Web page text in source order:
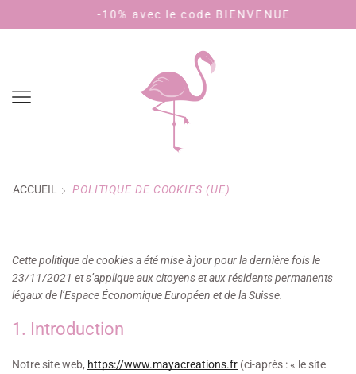
-10% avec le code BIENVENUE
ACCUEIL POLITIQUE DE COOKIES (UE)
Cette politique de cookies a été mise à jour pour la dernière fois le
23/11/2021 et s’applique aux citoyens et aux résidents permanents
légaux de l’Espace Économique Européen et de la Suisse.
1. Introduction
Notre site web, https://www.mayacreations.fr (ci-après : « le site